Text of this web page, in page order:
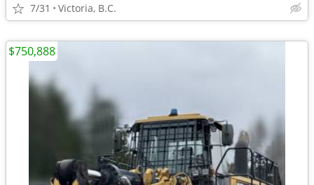
7/31 Victoria, B.C.
$750,888